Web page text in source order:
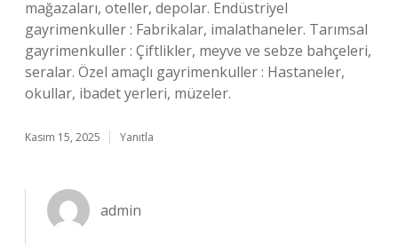
mağazaları, oteller, depolar. Endüstriyel
gayrimenkuller : Fabrikalar, imalathaneler. Tarımsal
gayrimenkuller : Çiftlikler, meyve ve sebze bahçeleri,
seralar. Özel amaçlı gayrimenkuller : Hastaneler,
okullar, ibadet yerleri, müzeler.
Kasım 15, 2025 Yanıtla
admin